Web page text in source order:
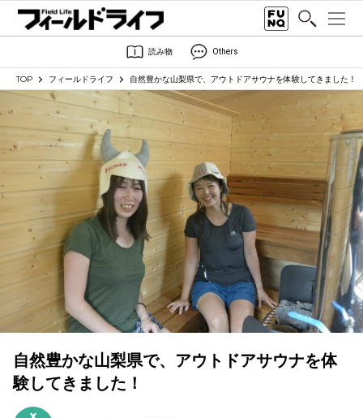
読み物 Others
TOP フィールドライフ 自然豊かな山梨県で、アウトドアサウナを体験してきました！
自然豊かな山梨県で、アウトドアサウナを体
験してきました！